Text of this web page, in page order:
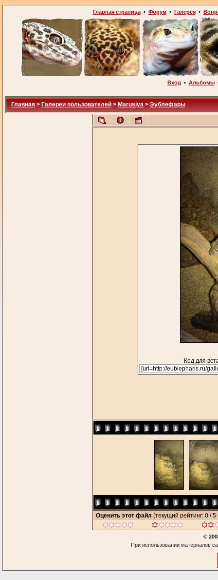
Главная страница• Форум• Галерея•
Вход • Альбомы
Главная > Галереи пользователей > Marusiya > Эублефары
Код для
Оценить этот файл (текущий рейтинг: 0 / 5
©
При использовании материалов